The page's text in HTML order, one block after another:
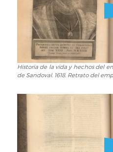
emperador
Carlos
Prudencia
Sandoval.
1618.
Historia
de
vida
hechos
del
Carlos
Historia de la vida y hechos del
de Sandoval. 1618. Retrato del